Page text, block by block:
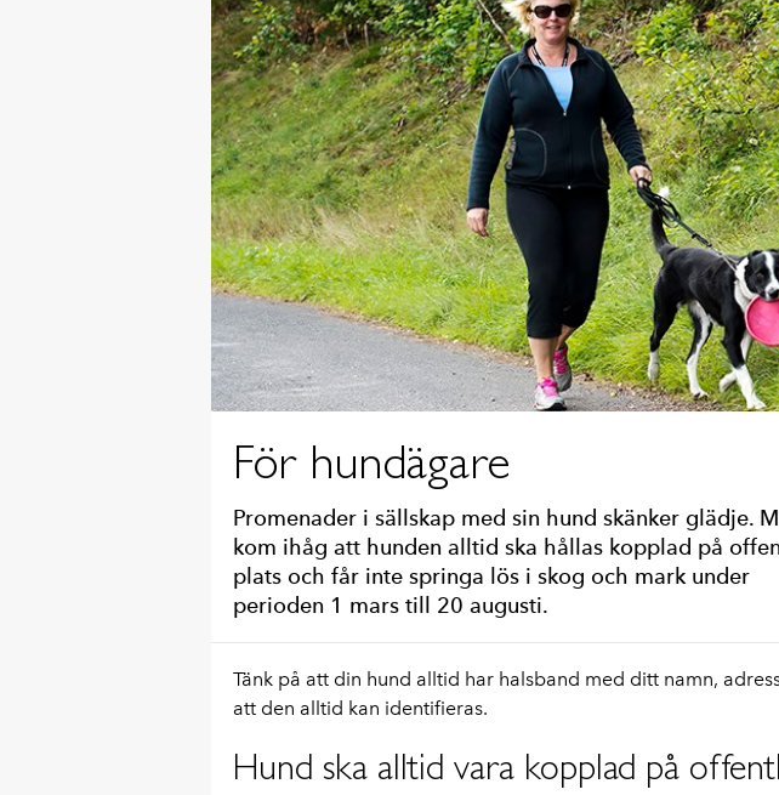
För hundägare
Promenader i sällskap med sin hund skänker glädje.
kom ihåg att hunden alltid ska hållas kopplad på
plats och får inte springa lös i skog och mark under
perioden 1 mars till 20 augusti.
Tänk på att din hund alltid har halsband med ditt namn,
att den alltid kan identifieras.
Hund ska alltid vara kopplad på